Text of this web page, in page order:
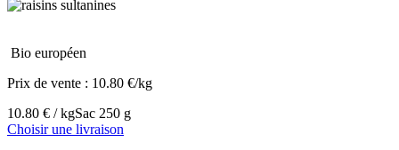
Bio européen
Prix de vente : 10.80 €/kg
10.80 € / kgSac 250 g
Choisir une livraison